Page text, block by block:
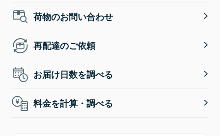
荷物のお問い合わせ
再配達のご依頼
お届け日数を調べる
料金を計算・調べる